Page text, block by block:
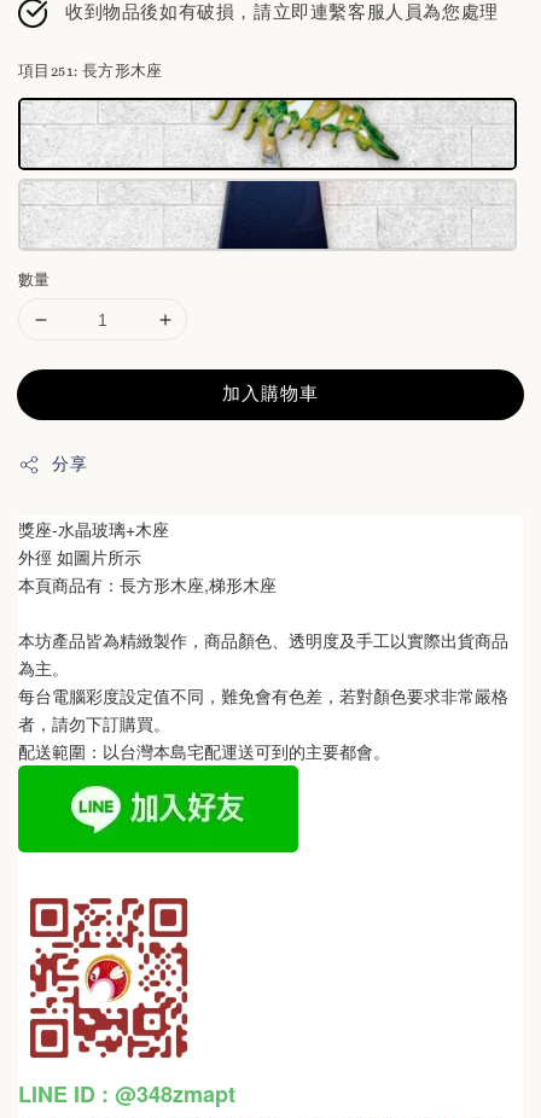
收到物品後如有破損，請立即連繫客服人員為您處理
項目251: 長方形木座
數量
加入購物車
分享
獎座-水晶玻璃+木座
外徑 如圖片所示
本頁商品有： 長方形木座,梯形木座
本坊產品皆為精緻製作，商品顏色、透明度及手工以實際出貨商品
為主。
每台電腦彩度設定值不同，難免會有色差，若對顏色要求非常嚴格
者，請勿下訂購買。
配送範圍：以台灣本島宅配運送可到的主要都會。
LINE ID : @348zmapt